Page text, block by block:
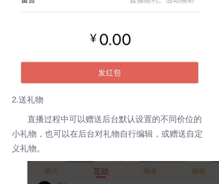
2.送礼物
直播过程中可以赠送后台默认设置的不同价位的
小礼物，也可以在后台对礼物自行编辑，或赠送自定
义礼物。